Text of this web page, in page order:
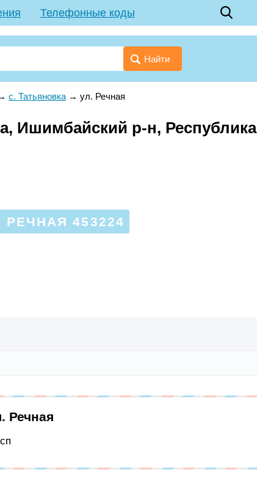
Телефонные коды
Найти
с. Татьяновка → ул. Речная
Ишимбайский р-н, Республика
453224
Речная